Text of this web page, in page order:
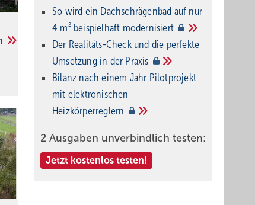
So wird ein Dach­schrägenbad auf nur
4 m² beispielhaft modernisiert
Der Realitäts-Check und die perfekte
Umsetzung in der Praxis
Bilanz nach einem Jahr Pilotprojekt
mit elektronischen
Heizkörperreglern
2 Ausgaben unverbindlich testen:
Jetzt kostenlos testen!